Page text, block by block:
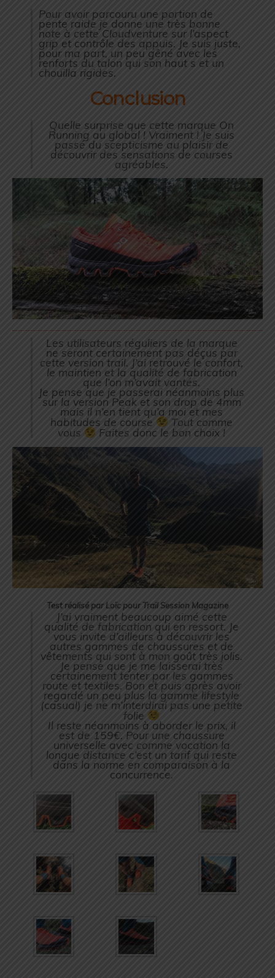
Pour avoir parcouru une portion de
pente raide je donne une très bonne
note à cette Cloudventure sur l’aspect
grip et contrôle des appuis. Je suis juste,
pour ma part, un peu gêné avec les
renforts du talon qui son haut s et un
chouilla rigides.
Conclusion
Quelle surprise que cette marque On
Running au global ! Vraiment ! Je suis
passé du scepticisme au plaisir de
découvrir des sensations de courses
agréables.
Les utilisateurs réguliers de la marque
ne seront certainement pas déçus par
cette version trail. J’ai retrouvé le confort,
le maintien et la qualité de fabrication
que l’on m’avait vantés.
Je pense que je passerai néanmoins plus
sur la version Peak et son drop de 4mm
mais il n’en tient qu’a moi et mes
habitudes de course Tout comme
vous Faites donc le bon choix !
Test réalisé par Loïc pour Trail Session Magazine
J’ai vraiment beaucoup aimé cette
qualité de fabrication qui en ressort. Je
vous invite d’ailleurs à découvrir les
autres gammes de chaussures et de
vêtements qui sont à mon goût très jolis.
Je pense que je me laisserai très
certainement tenter par les gammes
route et textiles. Bon et puis après avoir
regardé un peu plus la gamme lifestyle
(casual) je ne m’interdirai pas une petite
folie
Il reste néanmoins à aborder le prix, il
est de 159€. Pour une chaussure
universelle avec comme vocation la
longue distance c’est un tarif qui reste
dans la norme en comparaison à la
concurrence.